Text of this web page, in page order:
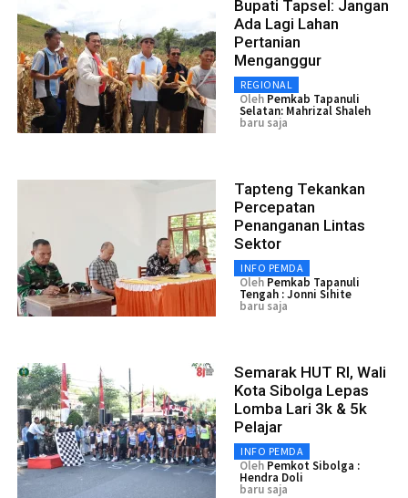
Bupati Tapsel: Jangan
Ada Lagi Lahan
Pertanian
Menganggur
REGIONAL
Oleh Pemkab Tapanuli
Selatan: Mahrizal Shaleh
baru saja
Tapteng Tekankan
Percepatan
Penanganan Lintas
Sektor
INFO PEMDA
Oleh Pemkab Tapanuli
Tengah : Jonni Sihite
baru saja
Semarak HUT RI, Wali
Kota Sibolga Lepas
Lomba Lari 3k & 5k
Pelajar
INFO PEMDA
Oleh Pemkot Sibolga :
Hendra Doli
baru saja